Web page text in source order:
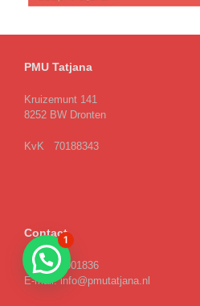
PMU Tatjana
Kruizemunt 141
8252 BW Dronten
KvK 70188343
Contact
M: 06-40001836
E-mail: info@pmutatjana.nl
1